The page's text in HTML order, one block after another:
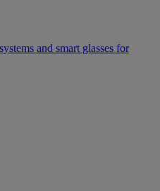
and smart glasses for